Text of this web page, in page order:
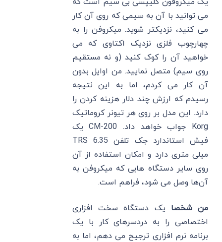
می توانید با آن به سیمی که روی آن کار
می کنید، نزدیکتر شوید. میکروفن را به
چهارچوب فلزی نزدیک اکتاوی که می
خواهید آن را کوک کنید (و نه مستقیم
روی سیم) متصل نمایید. من اوایل بدون
آن کار می کردم، اما به این نتیجه
رسیدم که ارزش چند دلار هزینه کردن را
دارد. این مدل بر روی هر تیونر کروماتیک
Korg جواب خواهد داد. CM-200 یک
فیش استاندارد جک تلفن TRS 6.35
میلی متری دارد و امکان استفاده از آن
روی سایر دستگاه هایی که میکروفن به
آن‌ها وصل می شود، فراهم است.
من شخصا یک دستگاه سخت افزاری
اختصاصی را به دردسرهای کار با یک
برنامه نرم افزاری ترجیح می دهم، اما به